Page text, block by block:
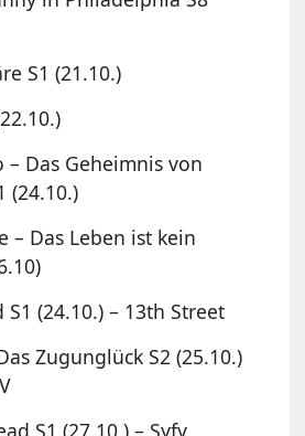
S1 (21.10.)
– Das Geheimnis von
(24.10.)
– Das Leben ist kein
S1 (24.10.) – 13th Street
Zugunglück S2 (25.10.)
S1 (27.10.) – Syfy